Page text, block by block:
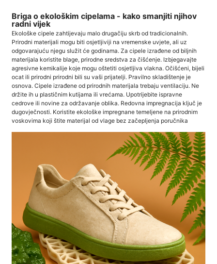
Briga o ekološkim cipelama - kako smanjiti njihov
radni vijek
Ekološke cipele zahtijevaju malo drugačiju skrb od tradicionalnih.
Prirodni materijali mogu biti osjetljiviji na vremenske uvjete, ali uz
odgovarajuću njegu služit će godinama. Za cipele izrađene od biljnih
materijala koristite blage, prirodne sredstva za čišćenje. Izbjegavajte
agresivne kemikalije koje mogu oštetiti osjetljiva vlakna. Očišćeni, bijeli
ocat ili prirodni prirodni bili su vaši prijatelji. Pravilno skladištenje je
osnova. Cipele izrađene od prirodnih materijala trebaju ventilaciju. Ne
držite ih u plastičnim kutijama ili vrećama. Upotrijebite ispravne
cedrove ili novine za održavanje oblika. Redovna impregnacija ključ je
dugovječnosti. Koristite ekološke impregnane temeljene na prirodnim
voskovima koji štite materijal od vlage bez začepljenja poručnika